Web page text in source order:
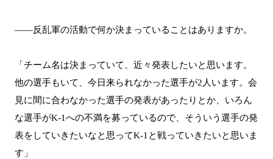
――反乱軍の活動で何か決まっていることはありますか。
「チーム名は決まっていて、近々発表したいと思います。
他の選手もいて、今日来られなかった選手が2人います。会
見に間に合わなかった選手の発表があったりとか、いろん
な選手がK-1への不満を募っているので、そういう選手の発
表をしていきたいなと思ってK-1と戦っていきたいと思いま
す」